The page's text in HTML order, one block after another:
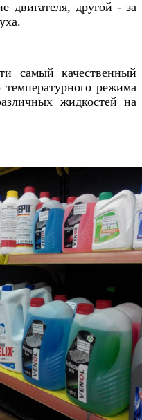
двигателя, другой - за
самый качественный
режима
жидкостей на